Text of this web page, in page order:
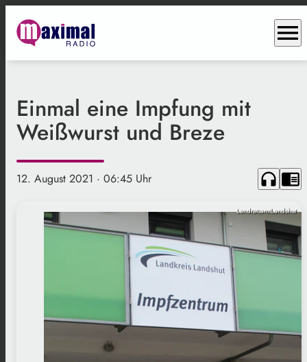
menu
Einmal eine Impfung mit
Weißwurst und Breze
12. August 2021 · 06:45 Uhr headphones chrome_reader_mode
LandratsamtLandshut